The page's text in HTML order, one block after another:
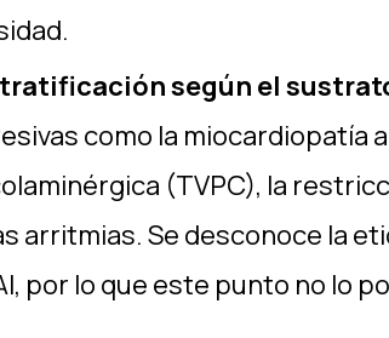
según el
como la miocardiopatía
(TVPC), la
arritmias. Se desconoce la
por lo que este punto no lo